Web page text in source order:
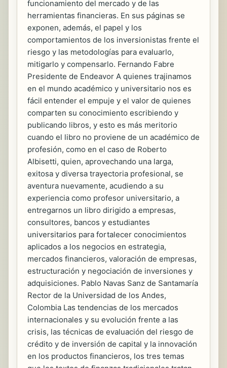
funcionamiento del mercado y de las
herramientas financieras. En sus páginas se
exponen, además, el papel y los
comportamientos de los inversionistas frente el
riesgo y las metodologías para evaluarlo,
mitigarlo y compensarlo. Fernando Fabre
Presidente de Endeavor A quienes trajinamos
en el mundo académico y universitario nos es
fácil entender el empuje y el valor de quienes
comparten su conocimiento escribiendo y
publicando libros, y esto es más meritorio
cuando el libro no proviene de un académico de
profesión, como en el caso de Roberto
Albisetti, quien, aprovechando una larga,
exitosa y diversa trayectoria profesional, se
aventura nuevamente, acudiendo a su
experiencia como profesor universitario, a
entregarnos un libro dirigido a empresas,
consultores, bancos y estudiantes
universitarios para fortalecer conocimientos
aplicados a los negocios en estrategia,
mercados financieros, valoración de empresas,
estructuración y negociación de inversiones y
adquisiciones. Pablo Navas Sanz de Santamaría
Rector de la Universidad de los Andes,
Colombia Las tendencias de los mercados
internacionales y su evolución frente a las
crisis, las técnicas de evaluación del riesgo de
crédito y de inversión de capital y la innovación
en los productos financieros, los tres temas